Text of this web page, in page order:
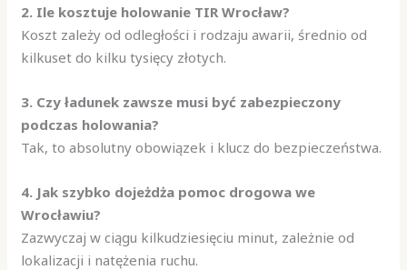
2. Ile kosztuje holowanie TIR Wrocław?
Koszt zależy od odległości i rodzaju awarii, średnio od
kilkuset do kilku tysięcy złotych.
3. Czy ładunek zawsze musi być zabezpieczony
podczas holowania?
Tak, to absolutny obowiązek i klucz do bezpieczeństwa.
4. Jak szybko dojeżdża pomoc drogowa we
Wrocławiu?
Zazwyczaj w ciągu kilkudziesięciu minut, zależnie od
lokalizacji i natężenia ruchu.